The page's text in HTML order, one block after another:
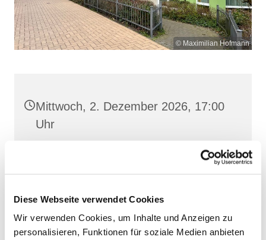
Diese Webseite verwendet Cookies
Wir verwenden Cookies, um Inhalte und Anzeigen zu
personalisieren, Funktionen für soziale Medien anbieten
© Maximilian Hofmann
Mittwoch, 2. Dezember 2026, 17:00
Uhr
St. Josef, Stralsund, Jungfernstieg
3A, 18437 Stralsund